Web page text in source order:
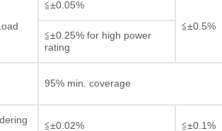
≦±0.05%
≦±0.5%
≦±0.25% for high power
rating
95% min. coverage
≦±0.02% ≦±0.1%